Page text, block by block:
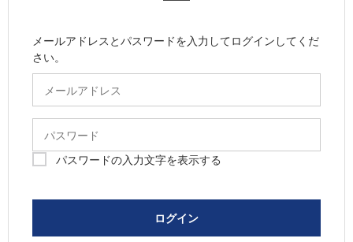
メールアドレスとパスワードを入力してログインしてくだ
さい。
パスワードの入力文字を表示する